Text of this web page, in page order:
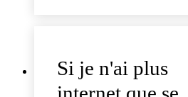
Si je n'ai plus